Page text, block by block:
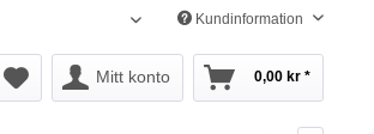
Svenska Kundinformation
Mitt konto 0,00 kr *